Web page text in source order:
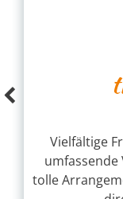
am
erst bei